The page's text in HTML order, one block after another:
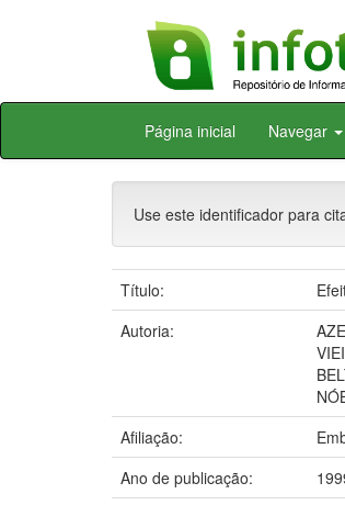
Skip
Página inicial Navegar
Use este identificador para
Título:
Autoria:
Afiliação:
Ano de publicação: